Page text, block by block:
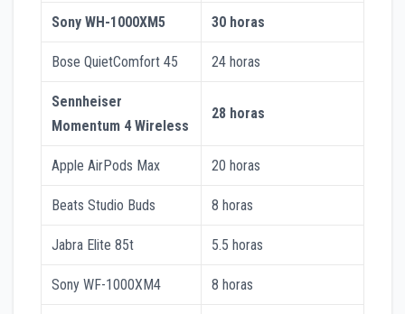
Sony WH-1000XM5 30 horas
Bose QuietComfort 45 24 horas
Sennheiser
Momentum 4 Wireless
28 horas
Apple AirPods Max 20 horas
Beats Studio Buds 8 horas
Jabra Elite 85t 5.5 horas
Sony WF-1000XM4 8 horas